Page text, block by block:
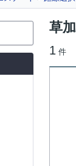
草
1 件